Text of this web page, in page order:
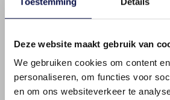
Deze website maakt gebruik van
We gebruiken cookies om content
personaliseren, om functies voor
en om ons websiteverkeer te